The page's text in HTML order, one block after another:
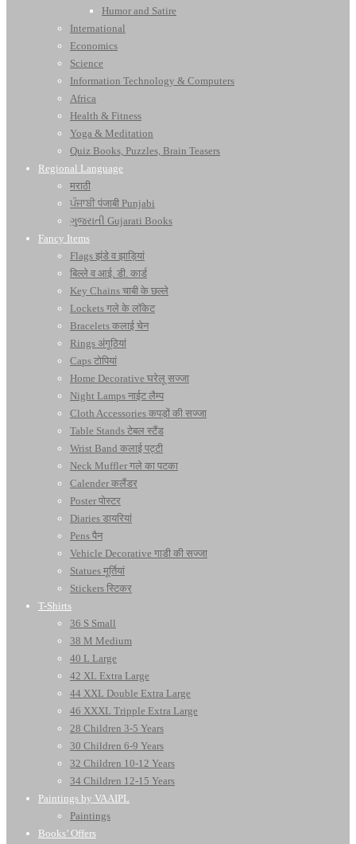
Humor and Satire
International
Economics
Science
Information Technology & Computers
Africa
Health & Fitness
Yoga & Meditation
Quiz Books, Puzzles, Brain Teasers
Regional Language
मराठी
ਪੰਜਾਬੀ पंजाबी Punjabi
ગુજરાતી Gujarati Books
Fancy Items
Flags झंडे व झाड़ियां
बिल्ले व आई. डी. कार्ड
Key Chains चाबी के छल्ले
Lockets गले के लॉकेट
Bracelets कलाई चेन
Rings अंगूठियां
Caps टोपियां
Home Decorative घरेलू सज्जा
Night Lamps नाईट लैम्प
Cloth Accessories कपड़ों की सज्जा
Table Stands टेबल स्टैंड
Wrist Band कलाई पट्टी
Neck Muffler गले का पटका
Calender कलैंडर
Poster पोस्टर
Diaries डायरियां
Pens पैन
Vehicle Decorative गाडी की सज्जा
Statues मूर्तियां
Stickers स्टिकर
T-Shirts
36 S Small
38 M Medium
40 L Large
42 XL Extra Large
44 XXL Double Extra Large
46 XXXL Tripple Extra Large
28 Children 3-5 Years
30 Children 6-9 Years
32 Children 10-12 Years
34 Children 12-15 Years
Paintings by VAAIPL
Paintings
Books’ Offers